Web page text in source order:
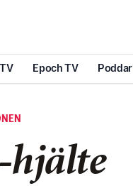
TV Epoch TV Poddar
hjälte